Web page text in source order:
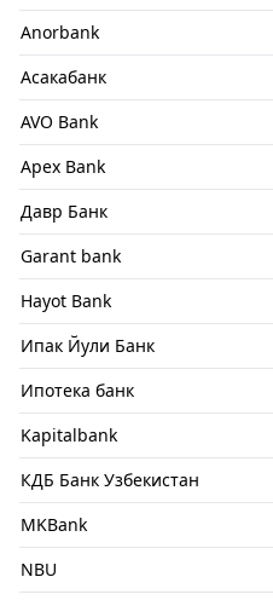
Anorbank
Асакабанк
AVO Bank
Apex Bank
Давр Банк
Garant bank
Hayot Bank
Ипак Йули Банк
Ипотека банк
Kapitalbank
КДБ Банк Узбекистан
MKBank
NBU